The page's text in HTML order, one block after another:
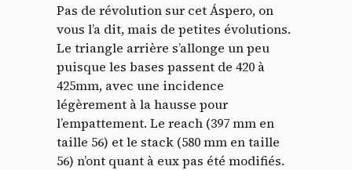
Pas de révolution sur cet Áspero, on
vous l’a dit, mais de petites évolutions.
Le triangle arrière s’allonge un peu
puisque les bases passent de 420 à
425mm, avec une incidence
légèrement à la hausse pour
l’empattement. Le reach (397 mm en
taille 56) et le stack (580 mm en taille
56) n’ont quant à eux pas été modifiés.